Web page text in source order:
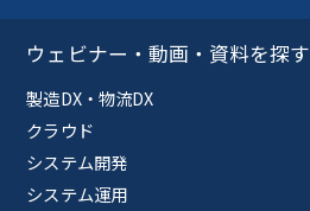
ウェビナー・動画・資料を探す
製造DX・物流DX
クラウド
システム開発
システム運用